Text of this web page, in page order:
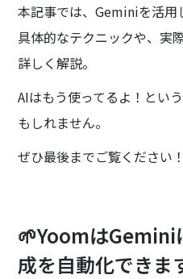
本記事では、Geminiを活用
具体的なテクニックや、実
詳しく解説。
AIはもう使ってるよ！とい
もしれません。
ぜひ最後までご覧ください！
🌱YoomはGemini
成を自動化できま